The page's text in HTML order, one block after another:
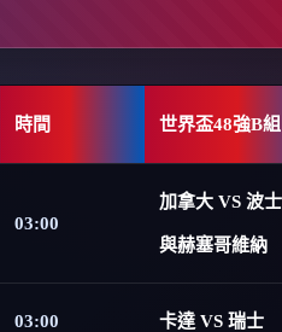
時間 世界盃48強B組
03:00
加拿大 VS 波
與赫塞哥維納
03:00 卡達 VS 瑞士